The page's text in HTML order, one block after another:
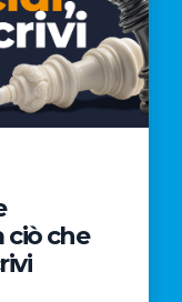
CINEMA
che